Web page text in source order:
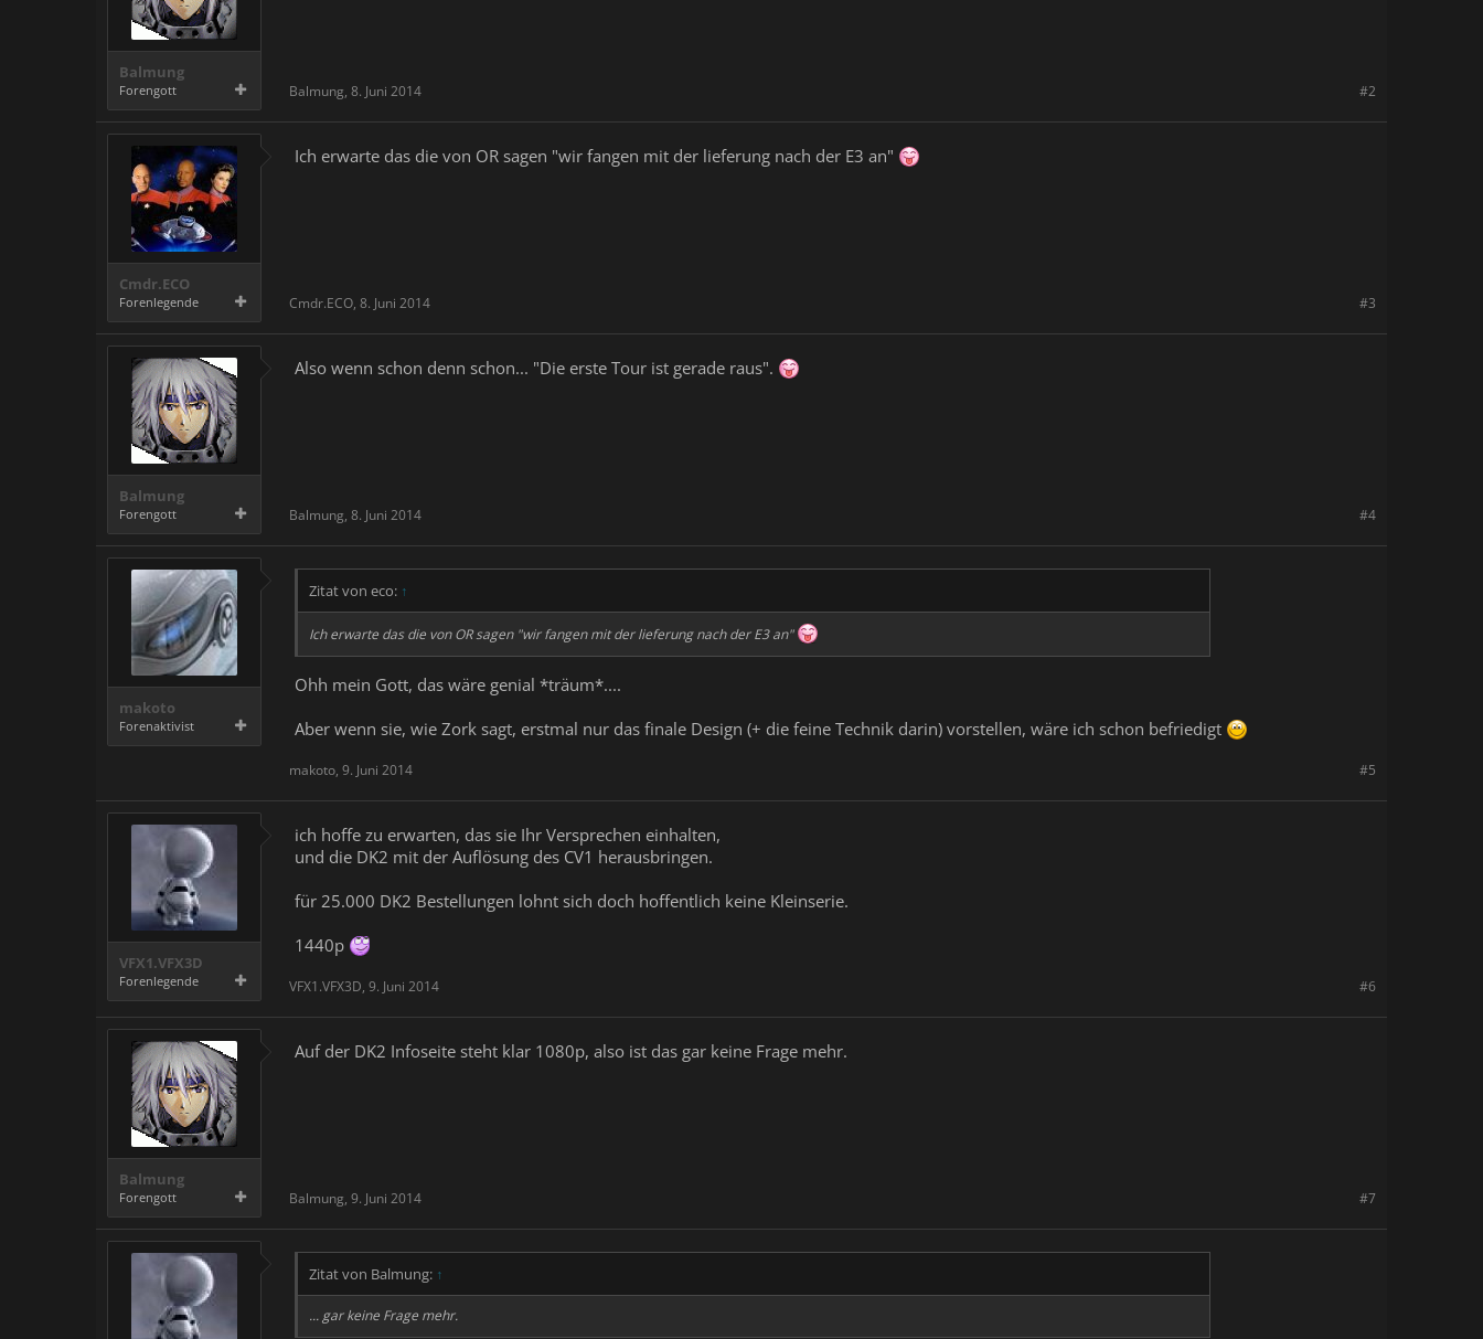
Balmung
Forengott #2
Balmung, 8. Juni 2014
Cmdr.ECO
Forenlegende
Ich erwarte das die von OR sagen "wir fangen mit der lieferung nach der E3 an"
#3
Cmdr.ECO, 8. Juni 2014
Balmung
Forengott
Also wenn schon denn schon... "Die erste Tour ist gerade raus".
#4
Balmung, 8. Juni 2014
makoto
Forenaktivist
Zitat von eco: ↑
Ich erwarte das die von OR sagen "wir fangen mit der lieferung nach der E3 an"
Ohh mein Gott, das wäre genial *träum*....
Aber wenn sie, wie Zork sagt, erstmal nur das finale Design (+ die feine Technik darin) vorstellen, wäre ich schon befriedigt
#5
makoto, 9. Juni 2014
VFX1.VFX3D
Forenlegende
ich hoffe zu erwarten, das sie Ihr Versprechen einhalten,
und die DK2 mit der Auflösung des CV1 herausbringen.
für 25.000 DK2 Bestellungen lohnt sich doch hoffentlich keine Kleinserie.
1440p
#6
VFX1.VFX3D, 9. Juni 2014
Balmung
Forengott
Auf der DK2 Infoseite steht klar 1080p, also ist das gar keine Frage mehr.
#7
Balmung, 9. Juni 2014
Zitat von Balmung: ↑
... gar keine Frage mehr.